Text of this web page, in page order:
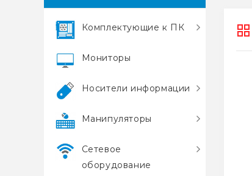
Комплектующие к ПК
Мониторы
Носители информации
Манипуляторы
Сетевое
оборудование